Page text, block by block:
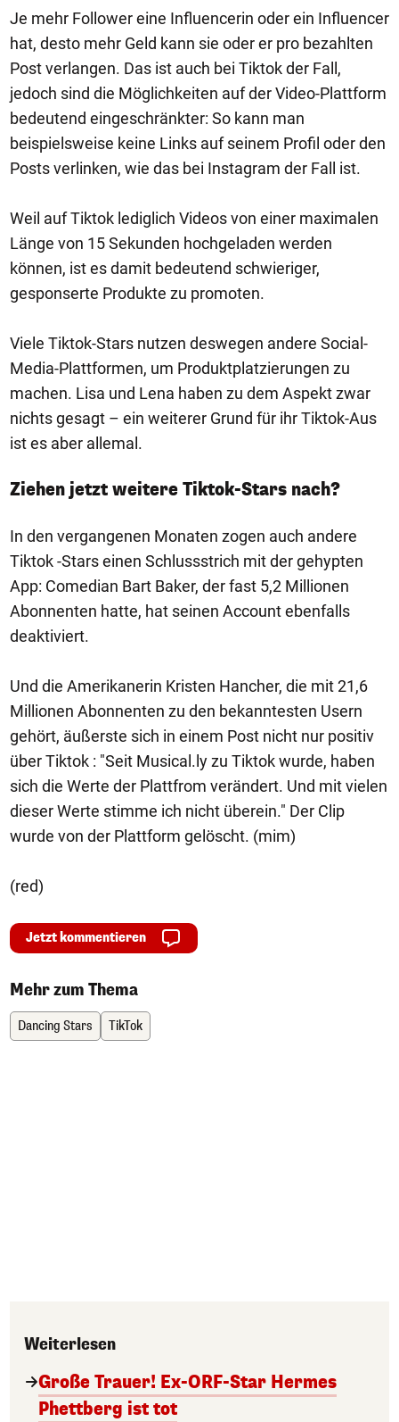
Je mehr Follower eine Influencerin oder ein Influencer
hat, desto mehr Geld kann sie oder er pro bezahlten
Post verlangen. Das ist auch bei Tiktok der Fall,
jedoch sind die Möglichkeiten auf der Video-Plattform
bedeutend eingeschränkter: So kann man
beispielsweise keine Links auf seinem Profil oder den
Posts verlinken, wie das bei Instagram der Fall ist.
Weil auf Tiktok lediglich Videos von einer maximalen
Länge von 15 Sekunden hochgeladen werden
können, ist es damit bedeutend schwieriger,
gesponserte Produkte zu promoten.
Viele Tiktok-Stars nutzen deswegen andere Social-
Media-Plattformen, um Produktplatzierungen zu
machen. Lisa und Lena haben zu dem Aspekt zwar
nichts gesagt – ein weiterer Grund für ihr Tiktok-Aus
ist es aber allemal.
Ziehen jetzt weitere Tiktok-Stars nach?
In den vergangenen Monaten zogen auch andere
Tiktok -Stars einen Schlussstrich mit der gehypten
App: Comedian Bart Baker, der fast 5,2 Millionen
Abonnenten hatte, hat seinen Account ebenfalls
deaktiviert.
Und die Amerikanerin Kristen Hancher, die mit 21,6
Millionen Abonnenten zu den bekanntesten Usern
gehört, äußerste sich in einem Post nicht nur positiv
über Tiktok : "Seit Musical.ly zu Tiktok wurde, haben
sich die Werte der Plattfrom verändert. Und mit vielen
dieser Werte stimme ich nicht überein." Der Clip
wurde von der Plattform gelöscht. (mim)
(red)
Jetzt kommentieren
Mehr zum Thema
Dancing Stars TikTok
Weiterlesen
Große Trauer! Ex-ORF-Star Hermes
Phettberg ist tot